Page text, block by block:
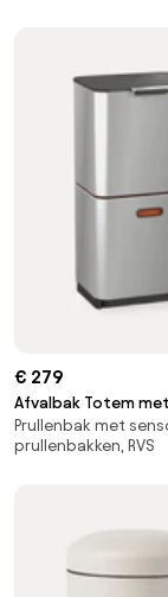
€ 279
Afvalbak Totem
recycling unit, 2 x
Prullenbak met
prullenbakken, RVS